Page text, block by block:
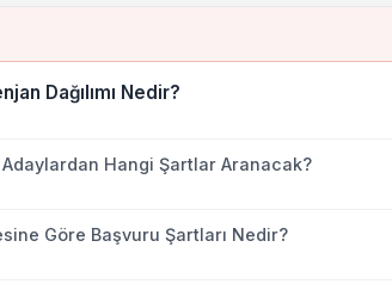
Dağılımı Nedir?
Hangi Şartlar Aranacak?
Göre Başvuru Şartları Nedir?